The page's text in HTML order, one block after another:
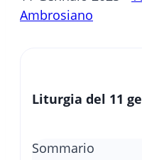
Ambrosiano
Liturgia del 11
Sommario